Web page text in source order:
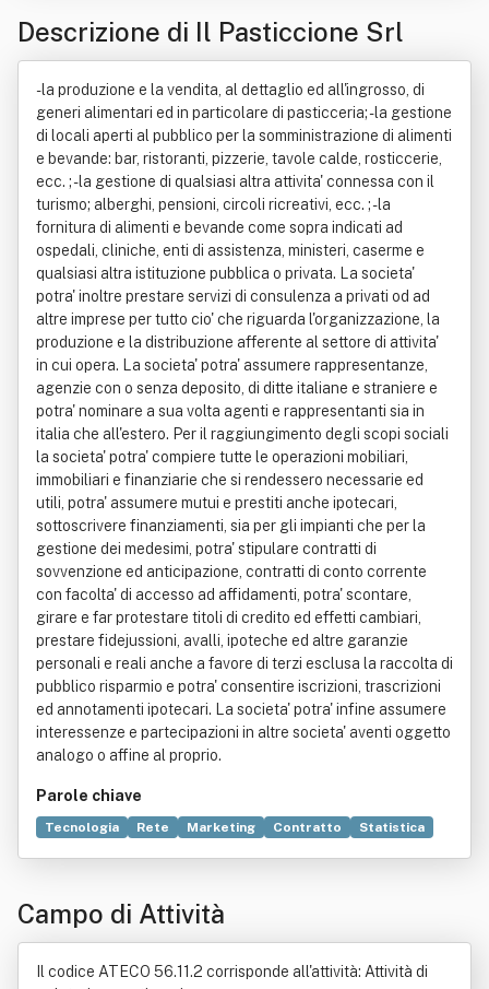
Descrizione di Il Pasticcione Srl
- la produzione e la vendita, al dettaglio ed all'ingrosso, di
generi alimentari ed in particolare di pasticceria; - la gestione
di locali aperti al pubblico per la somministrazione di alimenti
e bevande: bar, ristoranti, pizzerie, tavole calde, rosticcerie,
ecc. ; - la gestione di qualsiasi altra attivita' connessa con il
turismo; alberghi, pensioni, circoli ricreativi, ecc. ; - la
fornitura di alimenti e bevande come sopra indicati ad
ospedali, cliniche, enti di assistenza, ministeri, caserme e
qualsiasi altra istituzione pubblica o privata. La societa'
potra' inoltre prestare servizi di consulenza a privati od ad
altre imprese per tutto cio' che riguarda l'organizzazione, la
produzione e la distribuzione afferente al settore di attivita'
in cui opera. La societa' potra' assumere rappresentanze,
agenzie con o senza deposito, di ditte italiane e straniere e
potra' nominare a sua volta agenti e rappresentanti sia in
italia che all'estero. Per il raggiungimento degli scopi sociali
la societa' potra' compiere tutte le operazioni mobiliari,
immobiliari e finanziarie che si rendessero necessarie ed
utili, potra' assumere mutui e prestiti anche ipotecari,
sottoscrivere finanziamenti, sia per gli impianti che per la
gestione dei medesimi, potra' stipulare contratti di
sovvenzione ed anticipazione, contratti di conto corrente
con facolta' di accesso ad affidamenti, potra' scontare,
girare e far protestare titoli di credito ed effetti cambiari,
prestare fidejussioni, avalli, ipoteche ed altre garanzie
personali e reali anche a favore di terzi esclusa la raccolta di
pubblico risparmio e potra' consentire iscrizioni, trascrizioni
ed annotamenti ipotecari. La societa' potra' infine assumere
interessenze e partecipazioni in altre societa' aventi oggetto
analogo o affine al proprio.
Parole chiave
Tecnologia Rete Marketing Contratto
Statistica
Tavola calda
Titoli di credito
Campo di Attività
Il codice ATECO 56.11.2 corrisponde all'attività: Attività di